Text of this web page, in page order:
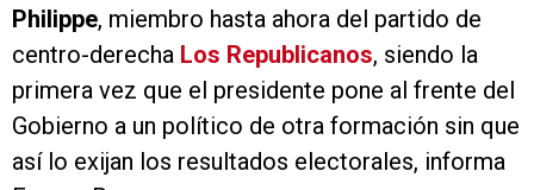
Philippe, miembro hasta ahora del partido de
centro-derecha Los Republicanos, siendo la
primera vez que el presidente pone al frente del
Gobierno a un político de otra formación sin que
así lo exijan los resultados electorales, informa